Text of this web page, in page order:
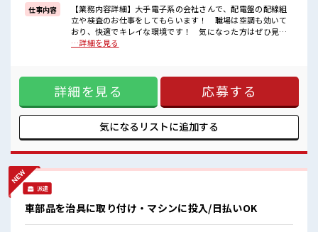
■職場の雰囲気
髪型・髪色自由♪
派手過ぎなければOKだから、
モチベーションもUP！
高収入もバッチリ目指せますよ！
仕事内容
【業務内容詳細】大手電子系の会社さんで、配電盤の配線組
立や検査のお仕事をしてもらいます！ 職場は空調も効いて
おり、快適でキレイな環境です！ 気になった方はぜひ見学
から、お気軽にご応募ください☆【取扱製品情報】低圧電磁
日制≫ 週末は家族や友人と一緒にプライベート満喫！ ≪ヘア
カラーOKで自由な雰囲気の職場≫ 明るすぎたり奇抜でなけれ
ば基本的に自由！ (規定有)制服があると毎日の服選びに悩ま
ずOK♪ ≪未経験でも活躍できる≫ 新しいことにチャレンジ
するのは不安だけど、 しっかり働く環境が整っています！ イ
チからスキルUP・ステップUP目指していきましょう！ ■職
モチベーションもUP！ 休憩室で楽しくランチ♪ 時間があれば
昼寝もしちゃおう！ 高収入もバッチリ目指せますよ！
…詳細を見る
詳細を見る 応募する
気になるリストに追加する
派遣
車部品を治具に取り付け・マシンに投入/日払いOK